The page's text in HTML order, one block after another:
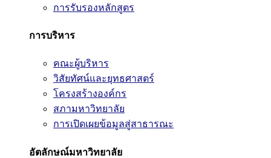
การรับรองหลักสูตร
การบริหาร
คณะผู้บริหาร
วิสัยทัศน์และยุทธศาสตร์
โครงสร้างองค์กร
สภามหาวิทยาลัย
การเปิดเผยข้อมูลสู่สาธารณะ
อัตลักษณ์มหาวิทยาลัย